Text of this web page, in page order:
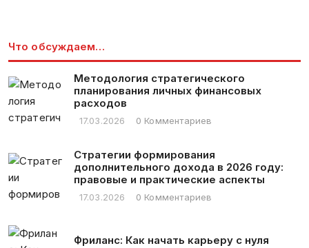
Что обсуждаем…
Методология стратегического
планирования личных финансовых
расходов
17.03.2026 0 Комментариев
Стратегии формирования
дополнительного дохода в 2026 году:
правовые и практические аспекты
17.03.2026 0 Комментариев
Фриланс: Как начать карьеру с нуля